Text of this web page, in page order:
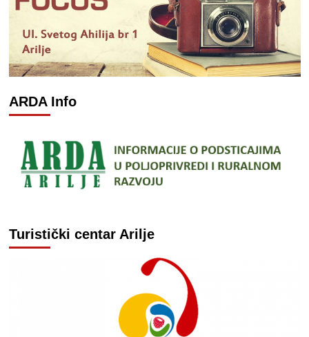
ARDA Info
Turistički centar Arilje